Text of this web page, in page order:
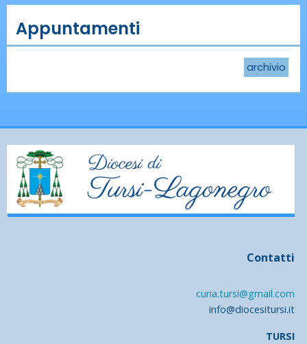
Appuntamenti
archivio
Contatti
curia.tursi@gmail.com
info@diocesitursi.it
TURSI